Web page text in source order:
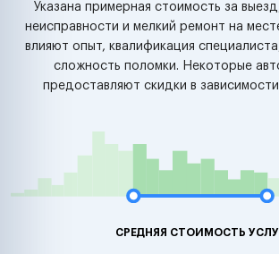
Указана примерная стоимость за
неисправности и мелкий ремонт на
влияют опыт, квалификация
сложность поломки. Некоторые
предоставляют скидки в
СРЕДНЯЯ СТОИМОСТЬ